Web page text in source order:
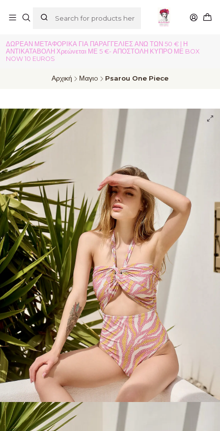
ΔΩΡΕΑΝ ΜΕΤΑΦΟΡΙΚΑ ΓΙΑ ΠΑΡΑΓΓΕΛΙΕΣ ΑΝΩ ΤΩΝ 50 € | Η
ΑΝΤΙΚΑΤΑΒΟΛΗ Χρεώνεται ΜΕ 5 €- ΑΠΟΣΤΟΛΗ ΚΥΠΡΟ ΜΕ BOX
NOW 10 EUROS
Αρχική Μαγιo Psarou One Piece